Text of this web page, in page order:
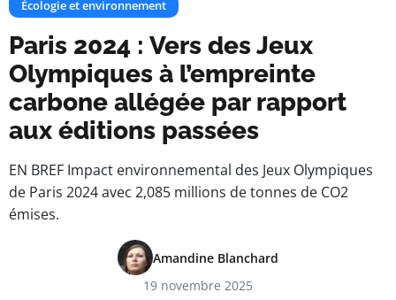
Écologie et environnement
Paris 2024 : Vers des Jeux
Olympiques à l’empreinte
carbone allégée par rapport
aux éditions passées
EN BREF Impact environnemental des Jeux Olympiques
de Paris 2024 avec 2,085 millions de tonnes de CO2
émises.
Amandine Blanchard
19 novembre 2025